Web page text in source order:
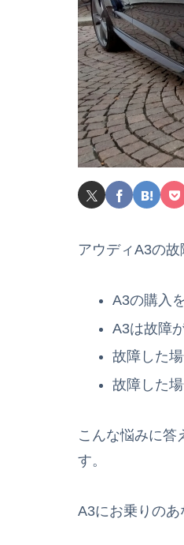
アウディA3の
A3の購入
A3は故障
故障した
故障した
こんな悩みに答
す。
A3にお乗りの